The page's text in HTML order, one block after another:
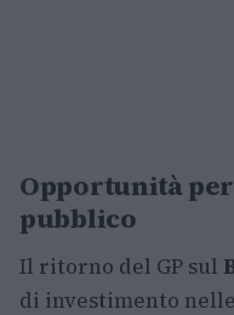
Opportunità
pubblico
Il ritorno del GP sul
di investimento